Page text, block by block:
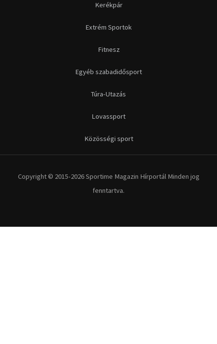
Kerékpár
Extrém Sportok
Fitnesz
Egyéb szabadidősport
Túra-Utazás
Lovassport
Közösségi sport
Copyright © 2015-2026 Sportime Magazin Hírportál Minden jog
fenntartva.